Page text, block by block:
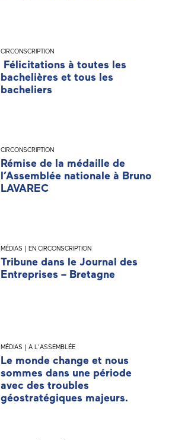
CIRCONSCRIPTION
Félicitations à toutes les
bachelières et tous les
bacheliers
CIRCONSCRIPTION
Rémise de la médaille de
l’Assemblée nationale à Bruno
LAVAREC
MÉDIAS | EN CIRCONSCRIPTION
Tribune dans le Journal des
Entreprises – Bretagne
MÉDIAS | A L'ASSEMBLÉE
Le monde change et nous
sommes dans une période
avec des troubles
géostratégiques majeurs.